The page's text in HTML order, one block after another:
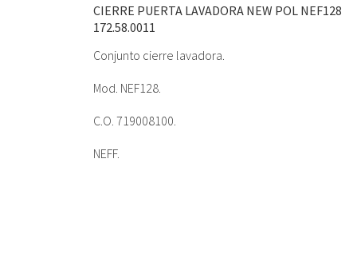
CIERRE PUERTA LAVADORA NEW POL NEF128
172.58.0011
Conjunto cierre lavadora.
Mod. NEF128.
C.O. 719008100.
NEFF.